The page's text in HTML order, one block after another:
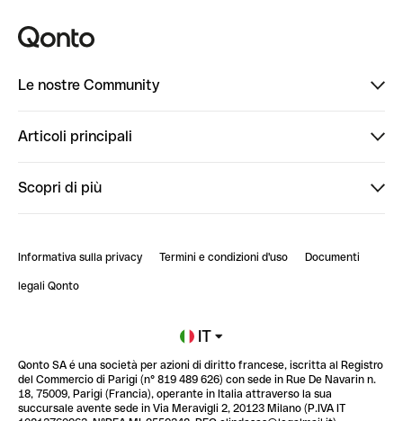
Le nostre Community
PowerUp
Articoli principali
StrongHer Mentorship | Notion: come organizzare...
Scopri di più
Blog
Glossario finanziario
Informativa sulla privacy Termini e condizioni d'uso Documenti
legali Qonto
IT
Qonto SA é una società per azioni di diritto francese, iscritta al Registro
del Commercio di Parigi (n° 819 489 626) con sede in Rue De Navarin n.
18, 75009, Parigi (Francia), operante in Italia attraverso la sua
succursale avente sede in Via Meravigli 2, 20123 Milano (P.IVA IT